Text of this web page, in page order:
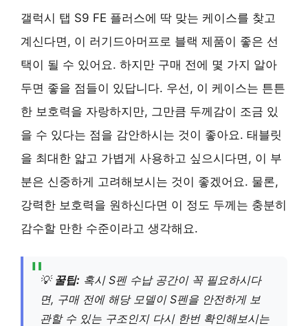
갤럭시 탭 S9 FE 플러스에 딱 맞는 케이스를 찾고
계신다면, 이 러기드아머프로 블랙 제품이 좋은 선
택이 될 수 있어요. 하지만 구매 전에 몇 가지 알아
두면 좋을 점들이 있답니다. 우선, 이 케이스는 튼튼
한 보호력을 자랑하지만, 그만큼 두께감이 조금 있
을 수 있다는 점을 감안하시는 것이 좋아요. 태블릿
을 최대한 얇고 가볍게 사용하고 싶으시다면, 이 부
분은 신중하게 고려해보시는 것이 좋겠어요. 물론,
강력한 보호력을 원하신다면 이 정도 두께는 충분히
감수할 만한 수준이라고 생각해요.
💡 꿀팁: 혹시 S펜 수납 공간이 꼭 필요하시다
면, 구매 전에 해당 모델이 S펜을 안전하게 보
관할 수 있는 구조인지 다시 한번 확인해보시는